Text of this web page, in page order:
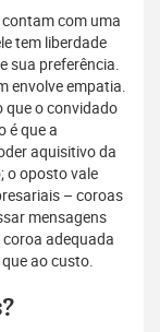
com uma
tem liberdade
sua preferência.
envolve empatia.
que o convidado
é que a
aquisitivo da
o oposto vale
– coroas
mensagens
adequada
ao custo.